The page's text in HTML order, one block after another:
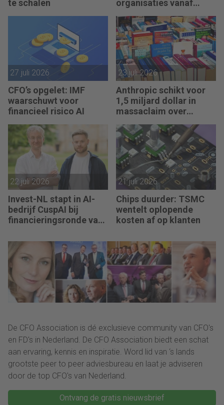
te schalen
organisaties vanaf
27 juli 2026
CFO’s opgelet: IMF
waarschuwt voor
financieel risico AI
23 juli 2026
Anthropic schikt voor
1,5 miljard dollar in
massaclaim over
illegaal gebruik boeken
22 juli 2026
Invest-NL stapt in AI-
bedrijf CuspAI bij
financieringsronde van
21 juli 2026
Chips duurder: TSMC
wentelt oplopende
kosten af op klanten
De CFO Association is dé exclusieve community van CFO's
en FD's in Nederland. De CFO Association biedt een schat
aan ervaring, kennis en inspiratie. Word lid van ‘s lands
grootste peer to peer adviesbureau en laat je adviseren
door de top CFO's van Nederland.
Ontvang de gratis nieuwsbrief